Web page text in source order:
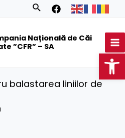
Search
Națională de Căi
”CFR” – SA
balastarea liniilor de